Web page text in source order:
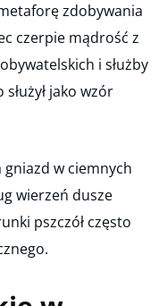
zdobywania
czerpie mądrość z
i służby
służył jako wzór
gniazd w ciemnych
wierzeń dusze
pszczół często